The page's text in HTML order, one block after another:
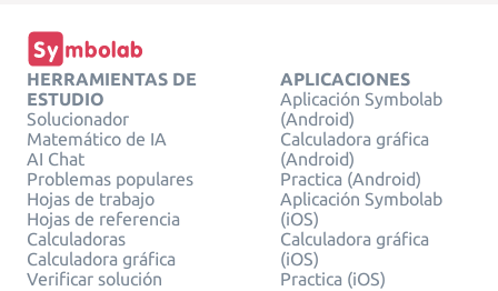
HERRAMIENTAS DE
ESTUDIO
Solucionador
Matemático de IA
AI Chat
Problemas populares
Hojas de trabajo
Hojas de referencia
Calculadoras
Calculadora gráfica
Verificar solución
APLICACIONES
Aplicación Symbolab
(Android)
Calculadora gráfica
(Android)
Practica (Android)
Aplicación Symbolab
(iOS)
Calculadora gráfica
(iOS)
Practica (iOS)